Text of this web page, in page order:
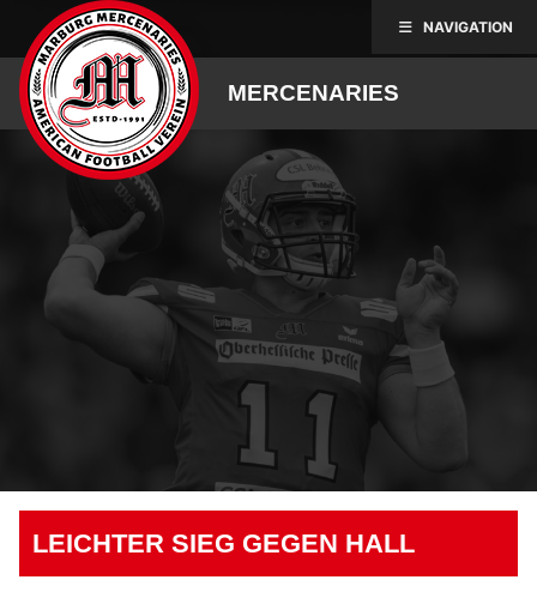
content
MERCENARIES
LEICHTER SIEG GEGEN HALL
NAVIGATION